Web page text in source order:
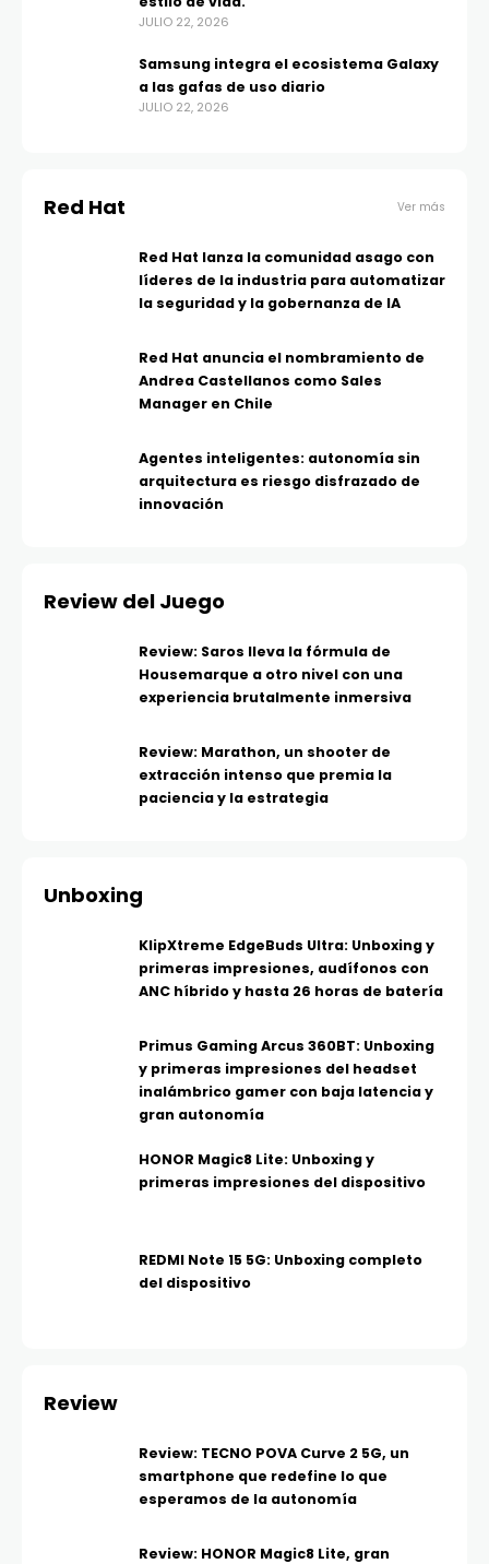
JULIO 22, 2026
Samsung integra el ecosistema Galaxy
a las gafas de uso diario
JULIO 22, 2026
Red Hat Ver más
Red Hat lanza la comunidad asago con
líderes de la industria para automatizar
la seguridad y la gobernanza de IA
Red Hat anuncia el nombramiento de
Andrea Castellanos como Sales
Manager en Chile
Agentes inteligentes: autonomía sin
arquitectura es riesgo disfrazado de
innovación
Review del Juego
Review: Saros lleva la fórmula de
Housemarque a otro nivel con una
experiencia brutalmente inmersiva
Review: Marathon, un shooter de
extracción intenso que premia la
paciencia y la estrategia
Unboxing
KlipXtreme EdgeBuds Ultra: Unboxing y
primeras impresiones, audífonos con
ANC híbrido y hasta 26 horas de batería
Primus Gaming Arcus 360BT: Unboxing
y primeras impresiones del headset
inalámbrico gamer con baja latencia y
gran autonomía
HONOR Magic8 Lite: Unboxing y
primeras impresiones del dispositivo
REDMI Note 15 5G: Unboxing completo
del dispositivo
Review
Review: TECNO POVA Curve 2 5G, un
smartphone que redefine lo que
esperamos de la autonomía
Review: HONOR Magic8 Lite, gran